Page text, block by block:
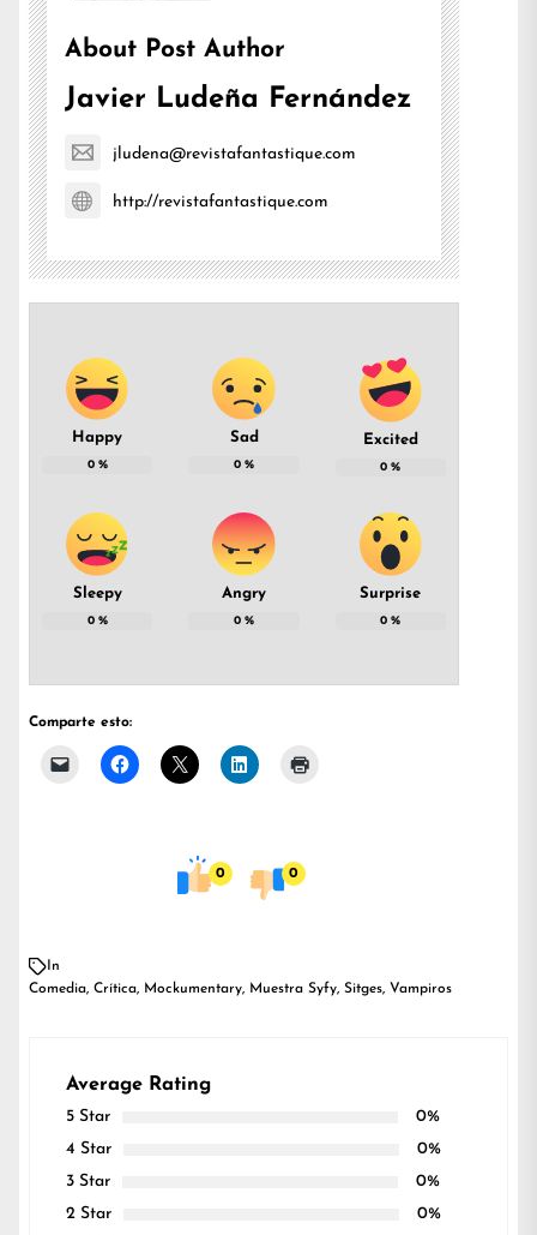
About Post Author
Javier Ludeña Fernández
jludena@revistafantastique.com
http://revistafantastique.com
Happy
0%
Sad
0 %
Excited
0 %
Sleepy
0%
Angry
0 %
Surprise
0 %
Comparte esto:
0 0
In
Comedia, Crítica, Mockumentary, Muestra Syfy, Sitges, Vampiros
Average Rating
5 Star
0%
4 Star
0%
3 Star
0%
2 Star
0%